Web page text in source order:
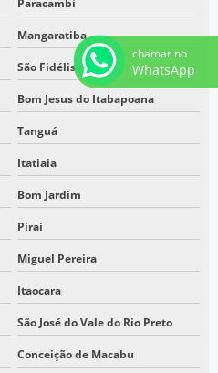
EM SP
EM SÃO PAULO
SÃO PAULO
EM SP
EM SÃO PAULO
Mangaratiba
São Fidélis
Bom Jesus do Itabapoana
Tanguá
Itatiaia
Bom Jardim
Piraí
Miguel Pereira
Itaocara
São José do Vale do Rio Preto
Conceição de Macabu
chamar no
WhatsApp